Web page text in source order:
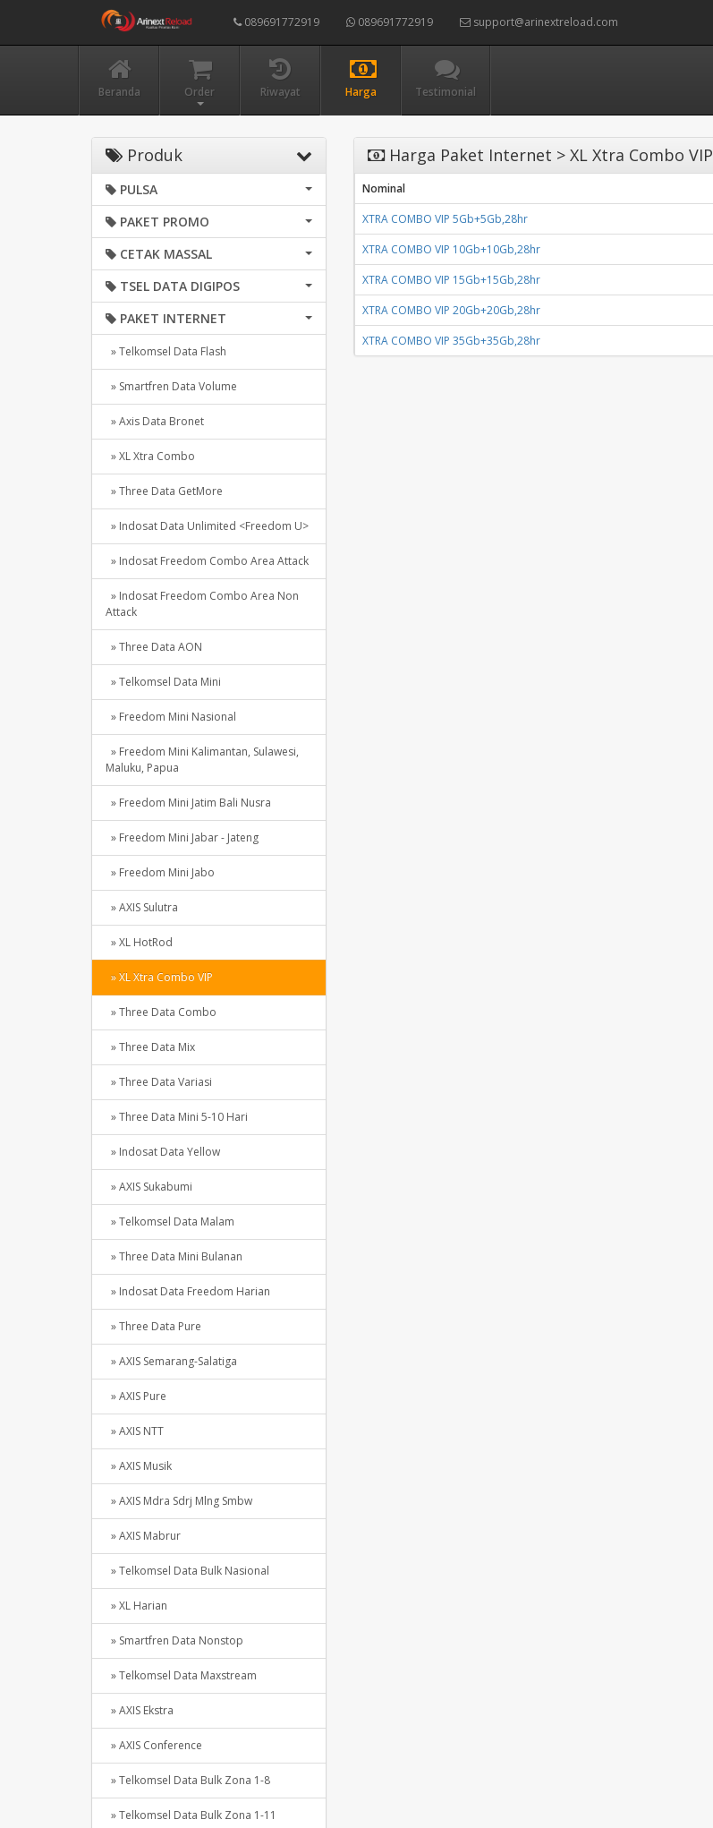
089691772919 089691772919 support@arinextreload.com
Beranda Order Riwayat Harga Testimonial
Produk
PULSA
PAKET PROMO
CETAK MASSAL
TSEL DATA DIGIPOS
PAKET INTERNET
» Telkomsel Data Flash
» Smartfren Data Volume
» Axis Data Bronet
» XL Xtra Combo
» Three Data GetMore
» Indosat Data Unlimited <Freedom U>
» Indosat Freedom Combo Area Attack
» Indosat Freedom Combo Area Non
Attack
» Three Data AON
» Telkomsel Data Mini
» Freedom Mini Nasional
» Freedom Mini Kalimantan, Sulawesi,
Maluku, Papua
» Freedom Mini Jatim Bali Nusra
» Freedom Mini Jabar - Jateng
» Freedom Mini Jabo
» AXIS Sulutra
» XL HotRod
» XL Xtra Combo VIP
» Three Data Combo
» Three Data Mix
» Three Data Variasi
» Three Data Mini 5-10 Hari
» Indosat Data Yellow
» AXIS Sukabumi
» Telkomsel Data Malam
» Three Data Mini Bulanan
» Indosat Data Freedom Harian
» Three Data Pure
» AXIS Semarang-Salatiga
» AXIS Pure
» AXIS NTT
» AXIS Musik
» AXIS Mdra Sdrj Mlng Smbw
» AXIS Mabrur
» Telkomsel Data Bulk Nasional
» XL Harian
» Smartfren Data Nonstop
» Telkomsel Data Maxstream
» AXIS Ekstra
» AXIS Conference
» Telkomsel Data Bulk Zona 1-8
» Telkomsel Data Bulk Zona 1-11
Harga Paket Internet > XL Xtra Combo VIP
Nominal
XTRA COMBO VIP 5Gb+5Gb,28hr
XTRA COMBO VIP 10Gb+10Gb,28hr
XTRA COMBO VIP 15Gb+15Gb,28hr
XTRA COMBO VIP 20Gb+20Gb,28hr
XTRA COMBO VIP 35Gb+35Gb,28hr